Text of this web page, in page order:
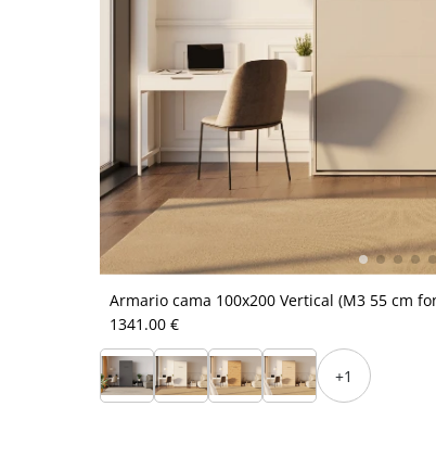
Armario cama 100x200 Vertical (M3 55 cm
1341.00 €
+1